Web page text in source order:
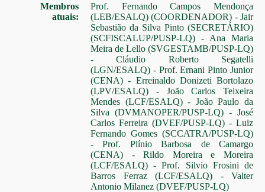
Membros
atuais:
Prof. Fernando Campos Mendonça
(LEB/ESALQ) (COORDENADOR) - Jair
Sebastião da Silva Pinto (SECRETÁRIO)
(SCFISCALUP/PUSP-LQ) - Ana Maria
Meira de Lello (SVGESTAMB/PUSP-LQ)
- Cláudio Roberto Segatelli
(LGN/ESALQ) - Prof. Ernani Pinto Junior
(CENA) - Erreinaldo Donizeti Bortolazo
(LPV/ESALQ) - João Carlos Teixeira
Mendes (LCF/ESALQ) - João Paulo da
Silva (DVMANOPER/PUSP-LQ) - José
Carlos Ferreira (DVEF/PUSP-LQ) - Luiz
Fernando Gomes (SCCATRA/PUSP-LQ)
- Prof. Plínio Barbosa de Camargo
(CENA) - Rildo Moreira e Moreira
(LCF/ESALQ) - Prof. Silvio Frosini de
Barros Ferraz (LCF/ESALQ) - Valter
Antonio Milanez (DVEF/PUSP-LQ)